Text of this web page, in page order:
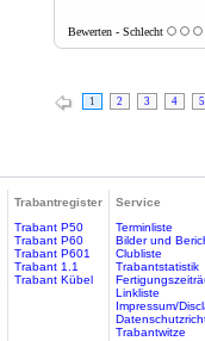
Bewerten - Schlecht
1 2 3 4 5
Trabantregister
Trabant P50
Trabant P60
Trabant P601
Trabant 1.1
Trabant Kübel
Service
Terminliste
Bilder und
Clubliste
Trabantstatistik
Linkliste
Impressum/
Trabantwitze